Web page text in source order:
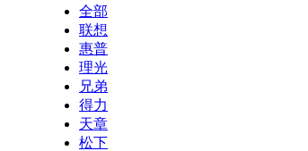
全部
联想
惠普
理光
兄弟
得力
天章
松下